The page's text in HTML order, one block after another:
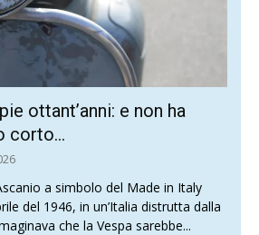
ottant’anni: e non ha
corto…
a simbolo del Made in Italy
del 1946, in un’Italia distrutta dalla
che la Vespa sarebbe...